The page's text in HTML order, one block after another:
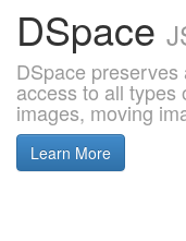
DSpace
DSpace
access to all types
images, moving
Learn More